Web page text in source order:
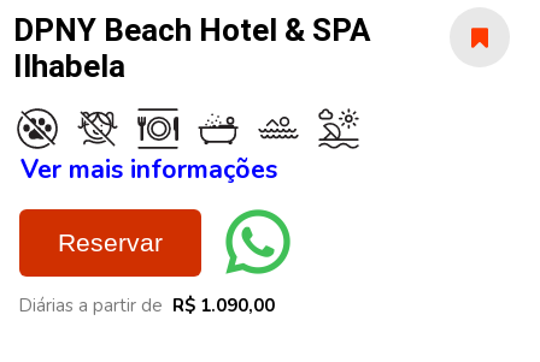
DPNY Beach Hotel & SPA
Ilhabela
Ver mais informações
Reservar
Diárias a partir de R$ 1.090,00